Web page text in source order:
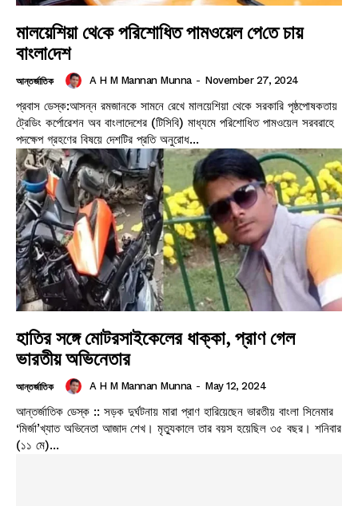
মালয়েশিয়া থে‌কে পরিশোধিত পামওয়েল পে‌তে চায়
বাংলা‌দেশ
আন্তর্জাতিক A H M Mannan Munna - November 27, 2024
প্রবাস ডেস্ক:আসন্ন রমজানকে সামনে রেখে মালয়েশিয়া থেকে সরকারি পৃষ্ঠপোষকতায়
ট্রেডিং কর্পোরেশন অব বাংলাদেশের (টিসিবি) মাধ্যমে পরিশোধিত পামওয়েল সরবরাহে
পদক্ষেপ গ্রহণের বিষয়ে দেশটির প্রতি অনুরোধ...
হাতির সঙ্গে মোটরসাইকেলের ধাক্কা, প্রাণ গেল
ভারতীয় অভিনেতার
আন্তর্জাতিক A H M Mannan Munna - May 12, 2024
আন্তর্জাতিক ডেস্ক :: সড়ক দুর্ঘটনায় মারা প্রাণ হারিয়েছেন ভারতীয় বাংলা সিনেমার
‘মির্জা’খ্যাত অভিনেতা আজাদ শেখ। মৃত্যুকালে তার বয়স হয়েছিল ৩৫ বছর। শনিবার
(১১ মে)...